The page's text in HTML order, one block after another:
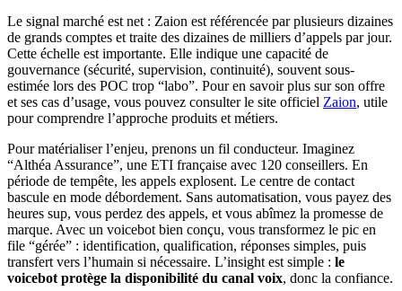
Le signal marché est net : Zaion est référencée par plusieurs dizaines
de grands comptes et traite des dizaines de milliers d’appels par jour.
Cette échelle est importante. Elle indique une capacité de
gouvernance (sécurité, supervision, continuité), souvent sous-
estimée lors des POC trop “labo”. Pour en savoir plus sur son offre
et ses cas d’usage, vous pouvez consulter le site officiel Zaion, utile
pour comprendre l’approche produits et métiers.
Pour matérialiser l’enjeu, prenons un fil conducteur. Imaginez
“Althéa Assurance”, une ETI française avec 120 conseillers. En
période de tempête, les appels explosent. Le centre de contact
bascule en mode débordement. Sans automatisation, vous payez des
heures sup, vous perdez des appels, et vous abîmez la promesse de
marque. Avec un voicebot bien conçu, vous transformez le pic en
file “gérée” : identification, qualification, réponses simples, puis
transfert vers l’humain si nécessaire. L’insight est simple : le
voicebot protège la disponibilité du canal voix, donc la confiance.